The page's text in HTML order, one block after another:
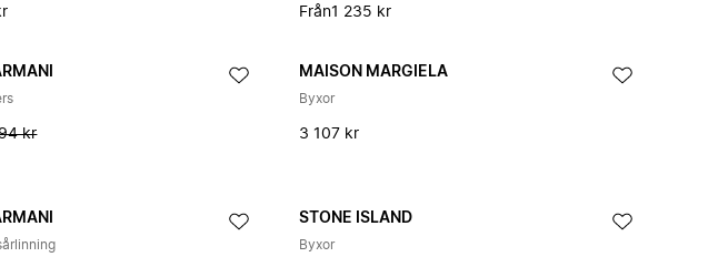
Från1 235 kr
kr
MAISON MARGIELA
Byxor
3 107 kr
STONE ISLAND
Byxor